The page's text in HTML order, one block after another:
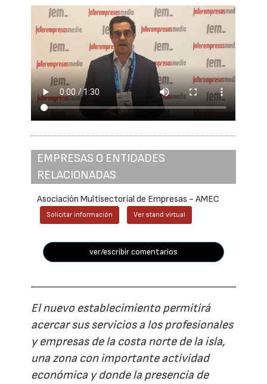
EMPRESAS O ENTIDADES
RELACIONADAS
Asociación Multisectorial de Empresas - AMEC
Solicitar información Ver stand virtual
ver/escribir comentarios
El nuevo establecimiento permitirá
acercar sus servicios a los profesionales
y empresas de la costa norte de la isla,
una zona con importante actividad
económica y donde la presencia de